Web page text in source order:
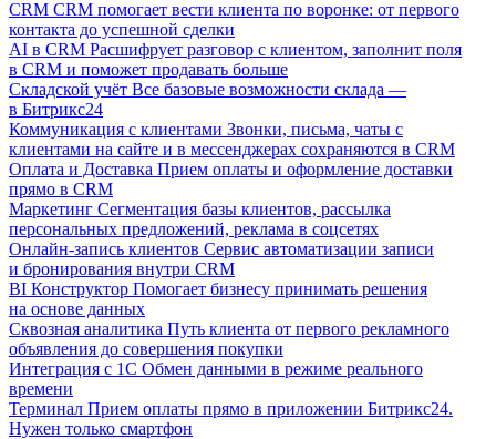
CRM CRM помогает вести клиента по воронке: от первого
контакта до успешной сделки
AI в CRM Расшифрует разговор с клиентом, заполнит поля
в CRM и поможет продавать больше
Складской учёт Все базовые возможности склада —
в Битрикс24
Коммуникация с клиентами Звонки, письма, чаты с
клиентами на сайте и в мессенджерах сохраняются в CRM
Оплата и Доставка Прием оплаты и оформление доставки
прямо в CRM
Маркетинг Сегментация базы клиентов, рассылка
персональных предложений, реклама в соцсетях
Онлайн-запись клиентов Сервис автоматизации записи
и бронирования внутри CRM
BI Конструктор Помогает бизнесу принимать решения
на основе данных
Сквозная аналитика Путь клиента от первого рекламного
объявления до совершения покупки
Интеграция с 1С Обмен данными в режиме реального
времени
Терминал Прием оплаты прямо в приложении Битрикс24.
Нужен только смартфон